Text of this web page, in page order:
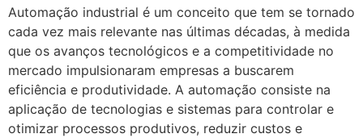
Automação industrial é um conceito que tem se tornado
cada vez mais relevante nas últimas décadas, à medida
que os avanços tecnológicos e a competitividade no
mercado impulsionaram empresas a buscarem
eficiência e produtividade. A automação consiste na
aplicação de tecnologias e sistemas para controlar e
otimizar processos produtivos, reduzir custos e